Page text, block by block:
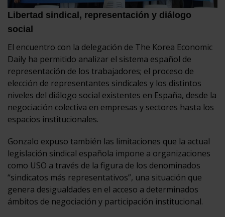
Libertad sindical, representación y diálogo
social
El encuentro con la delegación de The Korea Economic
Daily ha permitido analizar el sistema español de
representación de los trabajadores; el proceso de
elección de representantes sindicales y los distintos
niveles del diálogo social existentes en España, desde la
negociación colectiva en empresas y sectores hasta los
espacios institucionales.
Gonzalo expuso también las limitaciones que la actual
legislación sindical española impone a organizaciones
como USO a través de la figura de los denominados
“sindicatos más representativos”, una situación que
genera desigualdades en el acceso a determinados
ámbitos de negociación y participación institucional.